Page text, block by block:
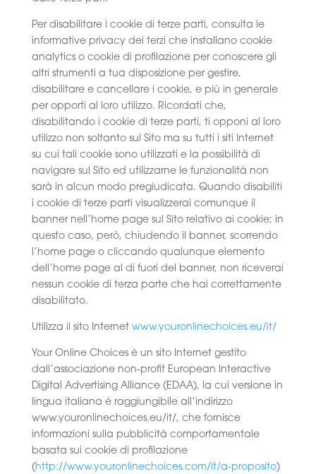
Per disabilitare i cookie di terze parti, consulta le
informative privacy dei terzi che installano cookie
analytics o cookie di profilazione per conoscere gli
altri strumenti a tua disposizione per gestire,
disabilitare e cancellare i cookie, e più in generale
per opporti al loro utilizzo. Ricordati che,
disabilitando i cookie di terze parti, ti opponi al loro
utilizzo non soltanto sul Sito ma su tutti i siti Internet
su cui tali cookie sono utilizzati e la possibilità di
navigare sul Sito ed utilizzarne le funzionalità non
sarà in alcun modo pregiudicata. Quando disabiliti
i cookie di terze parti visualizzerai comunque il
banner nell’home page sul Sito relativo ai cookie; in
questo caso, però, chiudendo il banner, scorrendo
l’home page o cliccando qualunque elemento
dell’home page al di fuori del banner, non riceverai
nessun cookie di terza parte che hai correttamente
disabilitato.
Utilizza il sito Internet www.youronlinechoices.eu/it/
Your Online Choices è un sito Internet gestito
dall’associazione non-profit European Interactive
Digital Advertising Alliance (EDAA), la cui versione in
lingua italiana è raggiungibile all’indirizzo
www.youronlinechoices.eu/it/, che fornisce
informazioni sulla pubblicità comportamentale
basata sui cookie di profilazione
(http://www.youronlinechoices.com/it/a-proposito)